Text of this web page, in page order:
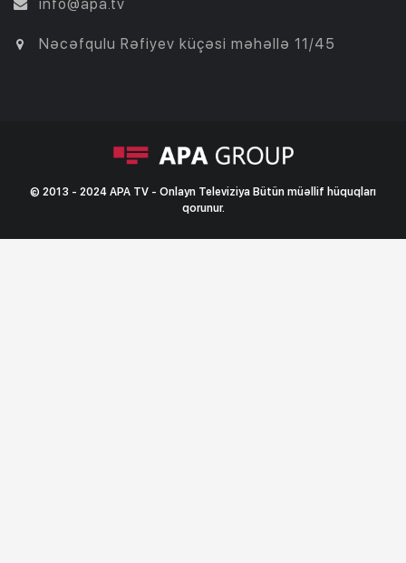
info@apa.tv
Nəcəfqulu Rəfiyev küçəsi məhəllə 11/45
© 2013 - 2024 APA TV - Onlayn Televiziya Bütün müəllif hüquqları
qorunur.